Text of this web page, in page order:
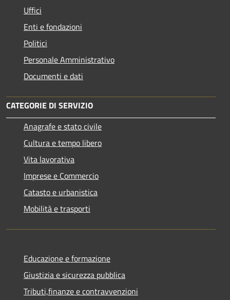
Uffici
Enti e fondazioni
Politici
Personale Amministrativo
Documenti e dati
CATEGORIE DI SERVIZIO
Anagrafe e stato civile
Cultura e tempo libero
Vita lavorativa
Imprese e Commercio
Catasto e urbanistica
Mobilità e trasporti
Educazione e formazione
Giustizia e sicurezza pubblica
Tributi,finanze e contravvenzioni